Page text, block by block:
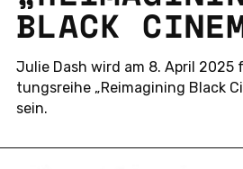
BLACK
Julie Dash wird am 8. April
tungs­rei­he „Reim­agi­ning Black
sein.